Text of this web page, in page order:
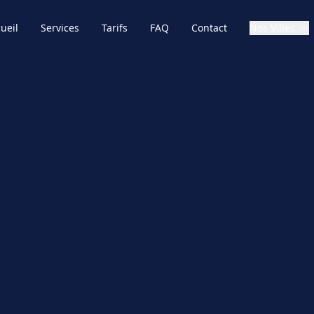
Services Tarifs FAQ Contact